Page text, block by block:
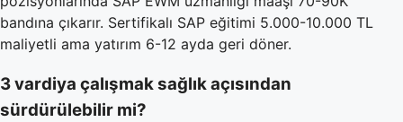
bandına çıkarır. Sertifikalı SAP eğitimi 5.000-10.000 TL
maliyetli ama yatırım 6-12 ayda geri döner.
3 vardiya çalışmak sağlık açısından
sürdürülebilir mi?